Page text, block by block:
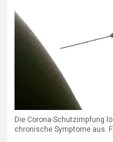
Die Corona-Schutzimpfung
chronische Symptome aus.